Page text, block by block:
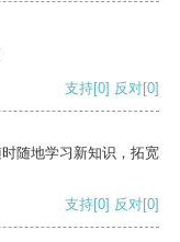
支持[0] 反对[0]
随地学习新知识，拓宽
支持[0] 反对[0]